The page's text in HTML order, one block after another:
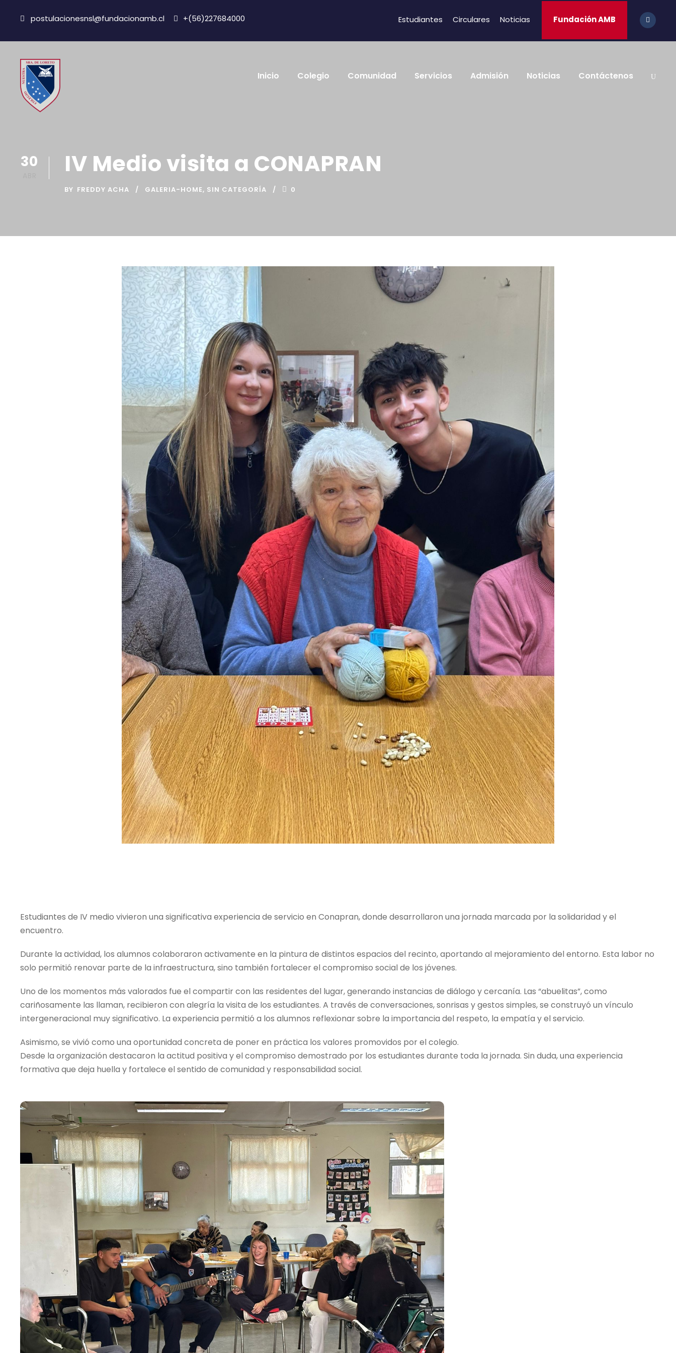
postulacionesnsl@fundacionamb.cl +(56)227684000 Estudiantes Circulares Noticias Fundación AMB
Inicio Colegio Comunidad Servicios Admisión Noticias Contáctenos
30 IV Medio visita a CONAPRAN
BY FREDDY ACHA GALERIA-HOME, SIN CATEGORÍA 0
Estudiantes de IV medio vivieron una significativa experiencia de servicio en Conapran, donde desarrollaron una jornada marcada por la solidaridad y el
encuentro.
Durante la actividad, los alumnos colaboraron activamente en la pintura de distintos espacios del recinto, aportando al mejoramiento del entorno. Esta labor no
solo permitió renovar parte de la infraestructura, sino también fortalecer el compromiso social de los jóvenes.
Uno de los momentos más valorados fue el compartir con las residentes del lugar, generando instancias de diálogo y cercanía. Las “abuelitas”, como
cariñosamente las llaman, recibieron con alegría la visita de los estudiantes. A través de conversaciones, sonrisas y gestos simples, se construyó un vínculo
intergeneracional muy significativo. La experiencia permitió a los alumnos reflexionar sobre la importancia del respeto, la empatía y el servicio.
Asimismo, se vivió como una oportunidad concreta de poner en práctica los valores promovidos por el colegio.
Desde la organización destacaron la actitud positiva y el compromiso demostrado por los estudiantes durante toda la jornada. Sin duda, una experiencia
formativa que deja huella y fortalece el sentido de comunidad y responsabilidad social.